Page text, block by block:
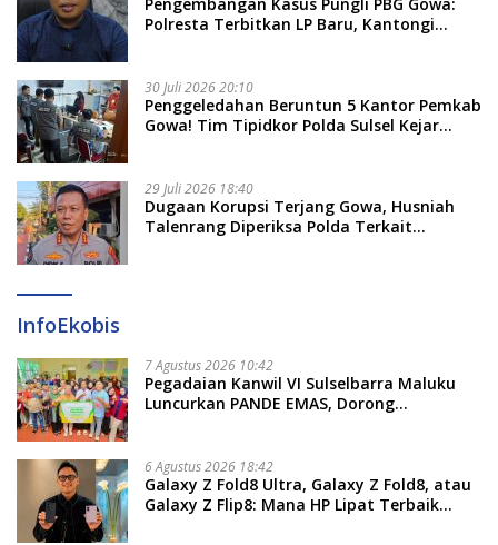
Polresta Terbitkan LP Baru, Kantongi
30 Juli 2026 20:10
Penggeledahan Beruntun 5 Kantor Pemkab
Gowa! Tim Tipidkor Polda Sulsel Kejar
29 Juli 2026 18:40
Dugaan Korupsi Terjang Gowa, Husniah
Talenrang Diperiksa Polda Terkait
InfoEkobis
7 Agustus 2026 10:42
Pegadaian Kanwil VI Sulselbarra Maluku
Luncurkan PANDE EMAS, Dorong
6 Agustus 2026 18:42
Galaxy Z Fold8 Ultra, Galaxy Z Fold8, atau
Galaxy Z Flip8: Mana HP Lipat Terbaik